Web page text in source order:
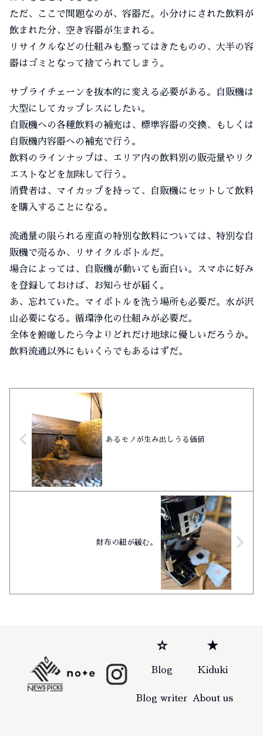
ただ、ここで問題なのが、容器だ。小分けにされた飲料が
飲まれた分、空き容器が生まれる。
リサイクルなどの仕組みも整ってはきたものの、大半の容
器はゴミとなって捨てられてしまう。
サプライチェーンを抜本的に変える必要がある。自販機は
大型にしてカップレスにしたい。
自販機への各種飲料の補充は、標準容器の交換、もしくは
自販機内容器への補充で行う。
飲料のラインナップは、エリア内の飲料別の販売量やリク
エストなどを加味して行う。
消費者は、マイカップを持って、自販機にセットして飲料
を購入することになる。
流通量の限られる産直の特別な飲料については、特別な自
販機で売るか、リサイクルボトルだ。
場合によっては、自販機が動いても面白い。スマホに好み
を登録しておけば、お知らせが届く。
あ、忘れていた。マイボトルを洗う場所も必要だ。水が沢
山必要になる。循環浄化の仕組みが必要だ。
全体を俯瞰したら今よりどれだけ地球に優しいだろうか。
飲料流通以外にもいくらでもあるはずだ。
あるモノが生み出しうる価値
財布の紐が緩む。
☆
Blog
Blog writer
★
Kiduki
About us